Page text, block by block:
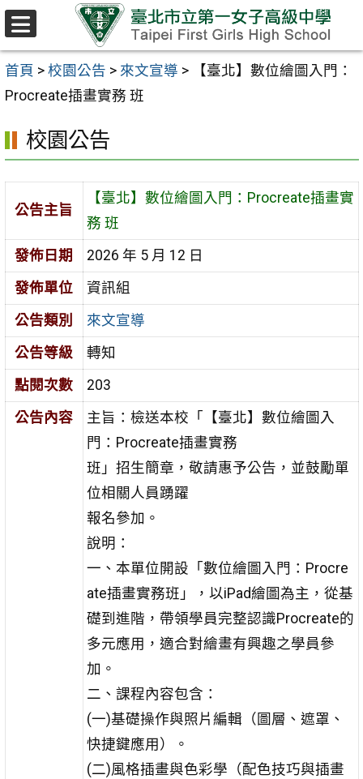
跳至主要內容區
首頁 > 校園公告 > 來文宣導 >
【臺北】數位繪圖入門：
Procreate插畫實務 班
校園公告
公告主旨
【臺北】數位繪圖入門：Procreate插畫實
務 班
發佈日期
2026 年 5 月 12 日
發佈單位
資訊組
公告類別
來文宣導
公告等級
轉知
點閱次數
203
公告內容
主旨：檢送本校「【臺北】數位繪圖入
門：Procreate插畫實務
班」招生簡章，敬請惠予公告，並鼓勵單
位相關人員踴躍
報名參加。
說明：
一、本單位開設「數位繪圖入門：Procre
ate插畫實務班」，以iPad繪圖為主，從基
礎到進階，帶領學員完整認識Procreate的
多元應用，適合對繪畫有興趣之學員參
加。
二、課程內容包含：
(一)基礎操作與照片編輯（圖層、遮罩、
快捷鍵應用）。
(二)風格插畫與色彩學（配色技巧與插畫
選
單